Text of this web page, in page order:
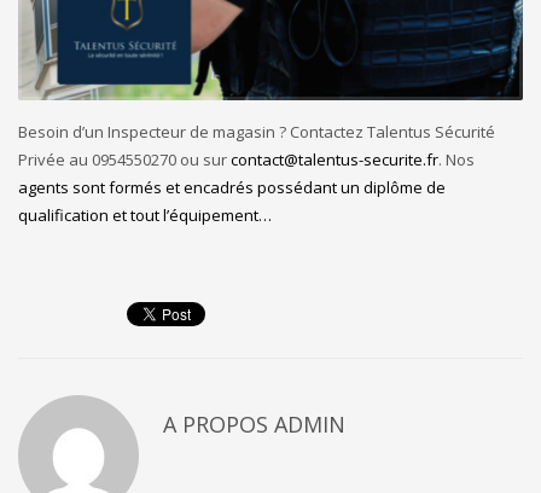
Besoin d’un Inspecteur de magasin ? Contactez Talentus Sécurité
Privée au 0954550270 ou surcontact@talentus-securite.fr. Nos
agents sont formés et encadrés possédant un diplôme de
qualification et tout l’équipement…
A PROPOS ADMIN